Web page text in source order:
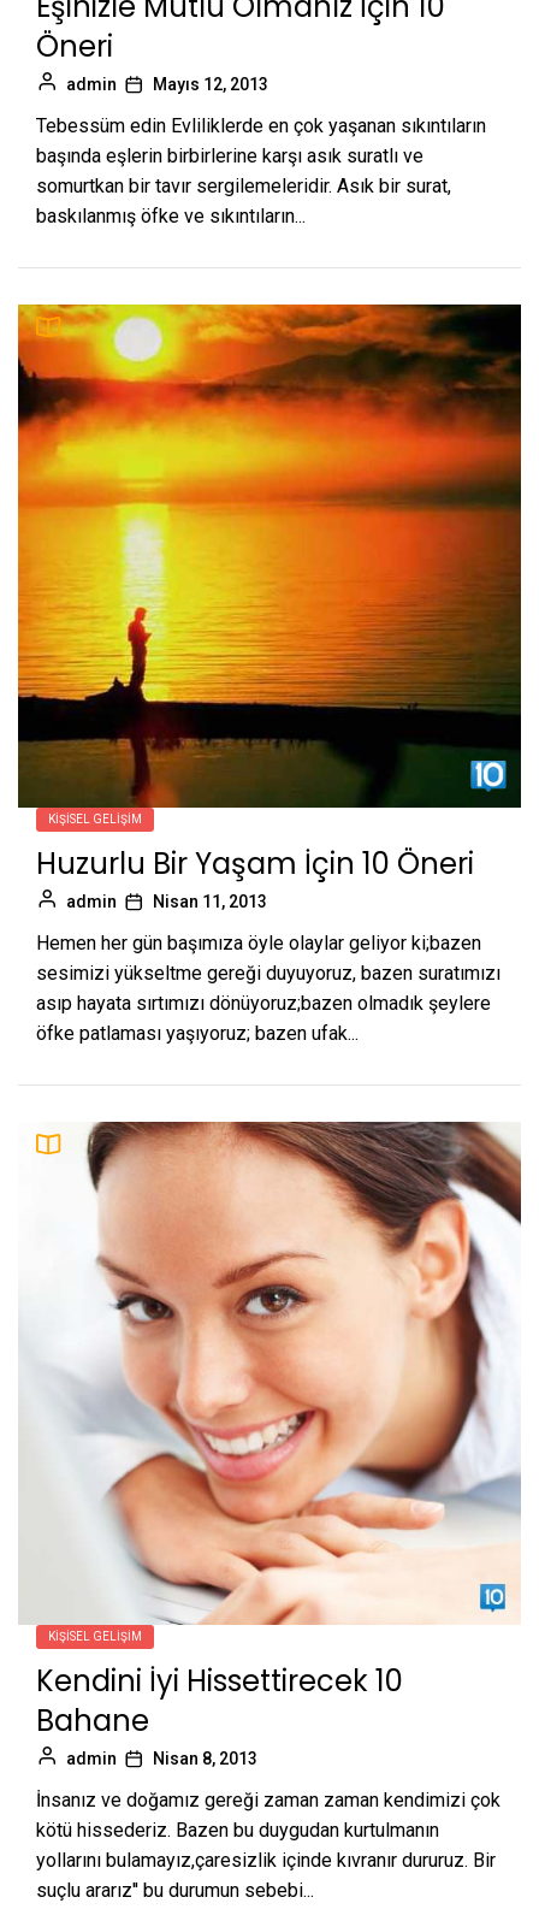
Öneri
admin Mayıs 12, 2013
Tebessüm edin Evliliklerde en çok yaşanan sıkıntıların
başında eşlerin birbirlerine karşı asık suratlı ve
somurtkan bir tavır sergilemeleridir. Asık bir surat,
baskılanmış öfke ve sıkıntıların...
KIŞISEL GELIŞIM
Huzurlu Bir Yaşam İçin 10 Öneri
admin Nisan 11, 2013
Hemen her gün başımıza öyle olaylar geliyor ki;bazen
sesimizi yükseltme gereği duyuyoruz, bazen suratımızı
asıp hayata sırtımızı dönüyoruz;bazen olmadık şeylere
öfke patlaması yaşıyoruz; bazen ufak...
KIŞISEL GELIŞIM
Kendini İyi Hissettirecek 10
Bahane
admin Nisan 8, 2013
İnsanız ve doğamız gereği zaman zaman kendimizi çok
kötü hissederiz. Bazen bu duygudan kurtulmanın
yollarını bulamayız,çaresizlik içinde kıvranır dururuz. Bir
suçlu ararız'' bu durumun sebebi...